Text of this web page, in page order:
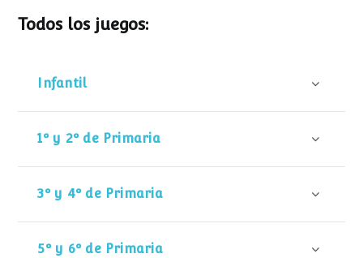
Todos los juegos:
Infantil
1º y 2º de Primaria
3º y 4º de Primaria
5º y 6º de Primaria